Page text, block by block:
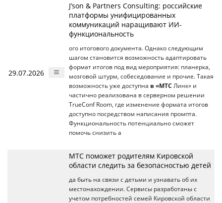
29.07.2026
J’son & Partners Consulting: российские
платформы унифицированных
коммуникаций наращивают ИИ-
функциональность
ого итогового документа. Однако следующим
шагом становится возможность адаптировать
формат итогов под вид мероприятия: планерка,
мозговой штурм, собеседование и прочие. Такая
возможность уже доступна в «МТС Линк» и
частично реализована в серверном решении
TrueConf Room, где изменение формата итогов
доступно посредством написания промпта.
Функциональность потенциально сможет
помочь снизить а
МТС поможет родителям Кировской
области следить за безопасностью детей
да быть на связи с детьми и узнавать об их
местонахождении. Сервисы разработаны с
учетом потребностей семей Кировской области